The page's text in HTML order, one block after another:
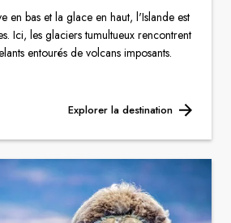
en bas et la glace en haut, l'Islande est
Ici, les glaciers tumultueux rencontrent
entourés de volcans imposants.
Explorer la destination